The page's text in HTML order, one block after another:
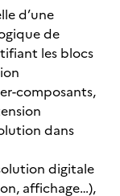
d’une
de
les blocs
composants,
dans
digitale
affichage…),